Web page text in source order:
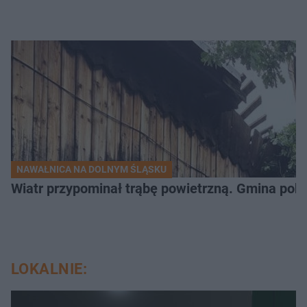
NAWAŁNICA NA DOLNYM ŚLĄSKU
Wiatr przypominał trąbę powietrzną. Gmina
LOKALNIE: